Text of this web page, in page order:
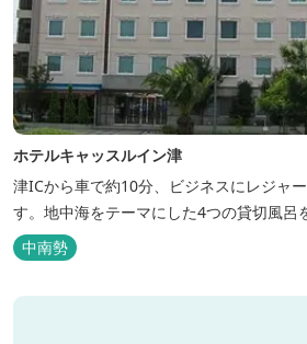
ホテルキャッスルイン津
津ICから車で約10分、ビジネスにレジャ
す。地中海をテーマにした4つの貸切風呂
中南勢